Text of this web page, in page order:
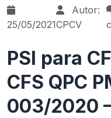
25/05/2021
Autor:
CPCV
PSI para
CFS QPC
003/2020